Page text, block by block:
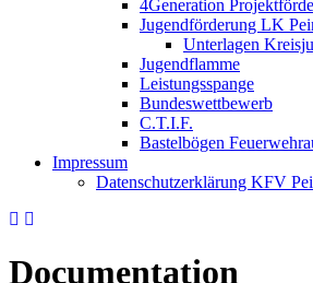
4Generation
Jugendförderung LK
Unterlagen
Jugendflamme
Leistungsspange
Bundeswettbewerb
C.T.I.F.
Bastelbögen
Impressum
Datenschutzerklärung KFV
Documentation